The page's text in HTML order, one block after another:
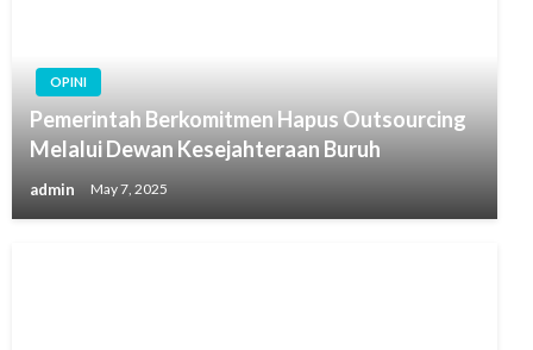
OPINI
Pemerintah Berkomitmen Hapus Outsourcing
Melalui Dewan Kesejahteraan Buruh
admin May 7, 2025